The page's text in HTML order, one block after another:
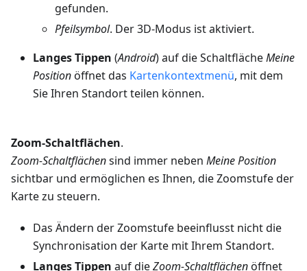
gefunden.
Pfeilsymbol. Der 3D-Modus ist aktiviert.
Langes Tippen (Android) auf die SchaltflächeMeine
Positionöffnet das Kartenkontextmenü, mit dem
Sie Ihren Standort teilen können.
Zoom-Schaltflächen.
Zoom-Schaltflächensind immer neben Meine Position
sichtbar und ermöglichen es Ihnen, die Zoomstufe der
Karte zu steuern.
Das Ändern der Zoomstufe beeinflusst nicht die
Synchronisation der Karte mit Ihrem Standort.
Langes Tippen auf dieZoom-Schaltflächenöffnet